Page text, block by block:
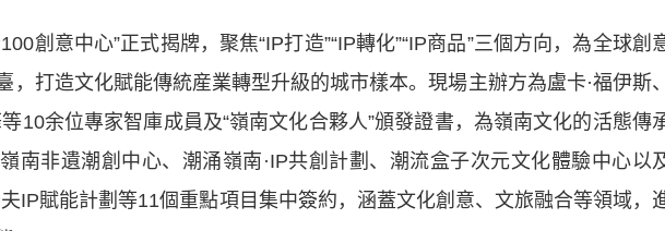
創意中心”正式揭牌，聚焦“IP打造”“IP轉化”“IP商品”三個方向，為全球創
，打造文化賦能傳統産業轉型升級的城市樣本。現場主辦方為盧卡·福伊斯
10余位專家智庫成員及“嶺南文化合夥人”頒發證書，為嶺南文化的活態傳
南非遺潮創中心、潮涌嶺南·IP共創計劃、潮流盒子次元文化體驗中心以
夫IP賦能計劃等11個重點項目集中簽約，涵蓋文化創意、文旅融合等領域，